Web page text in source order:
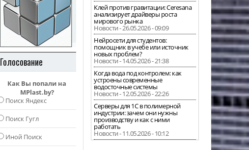
Голосование
Как Вы попали на
MPlast.by?
Поиск Яндекс
Поиск Гугл
Иной Поиск
Клей против гравитации: Ceresana
анализирует драйверы роста
мирового рынка
Новости - 26.05.2026 - 09:09
Нейросети для студентов:
помощник в учебе или источник
новых проблем?
Новости - 14.05.2026 - 21:38
Когда вода под контролем: как
устроены современные
водосточные системы
Новости - 12.05.2026 - 22:26
Серверы для 1С в полимерной
индустрии: зачем они нужны
производству и как с ними
работать
Новости - 11.05.2026 - 10:12